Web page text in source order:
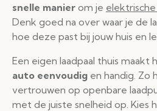
snelle manier om je
Denk goed na over waar je de
hoe deze past bij jouw huis en
Een eigen laadpaal thuis maakt
auto eenvoudig en handig.
vertrouwen op openbare
met de juiste snelheid op. Kies